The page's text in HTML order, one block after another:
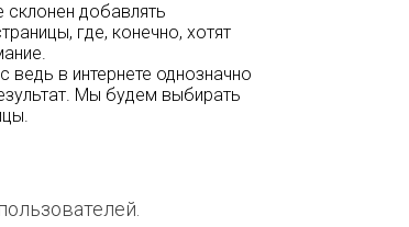
склонен добавлять
где, конечно, хотят
в интернете однозначно
Мы будем выбирать